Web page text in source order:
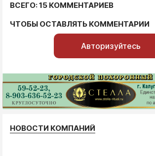
ВСЕГО: 15 КОММЕНТАРИЕВ
ЧТОБЫ ОСТАВЛЯТЬ КОММЕНТАРИИ
Авторизуйтесь
НОВОСТИ КОМПАНИЙ